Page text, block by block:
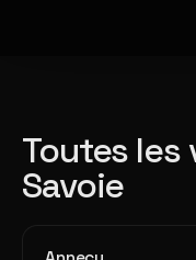
Toutes les
Savoie